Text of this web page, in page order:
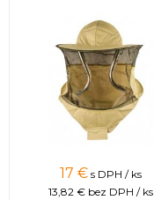
17 € s DPH / ks
13,82 € bez DPH / ks